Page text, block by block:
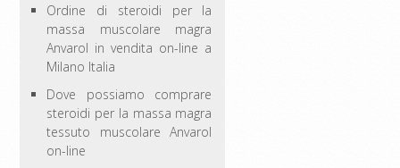
Ordine di steroidi per la
massa muscolare magra
Anvarol in vendita on-line a
Milano Italia
Dove possiamo comprare
steroidi per la massa magra
tessuto muscolare Anvarol
on-line